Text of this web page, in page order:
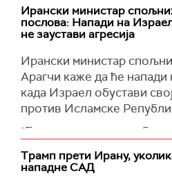
У извештајима се наводи
ни повређених на тим
упркос обуставама неких
операција, преносиРојтер
Ирански министар
послова: Напади на
не заустави агресија
Ирански министар
Арагчи каже да ће напади
када Израел обустави
против Исламске
"Бранимо се, наша одбрана
легитимна", рекао је
страним дипломатама,
дговор на агресију. Ако
Трамп прети Ирану,
нападне САД